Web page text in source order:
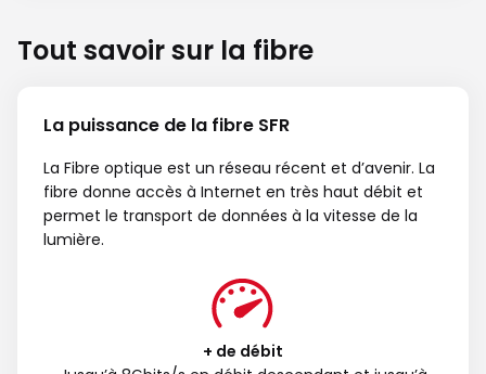
Tout savoir sur la fibre
La puissance de la fibre SFR
La Fibre optique est un réseau récent et d’avenir. La
fibre donne accès à Internet en très haut débit et
permet le transport de données à la vitesse de la
lumière.
+ de débit